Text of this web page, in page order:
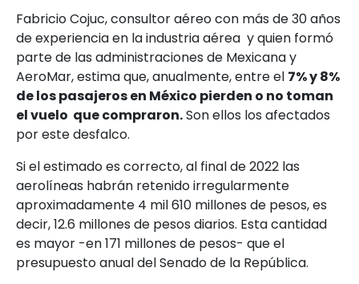
Fabricio Cojuc, consultor aéreo con más de 30 años
de experiencia en la industria aérea y quien formó
parte de las administraciones de Mexicana y
AeroMar, estima que, anualmente, entre el 7% y 8%
de los pasajeros en México pierden o no toman
el vuelo que compraron.Son ellos los afectados
por este desfalco.
Si el estimado es correcto, al final de 2022 las
aerolíneas habrán retenido irregularmente
aproximadamente 4 mil 610 millones de pesos, es
decir, 12.6 millones de pesos diarios. Esta cantidad
es mayor -en 171 millones de pesos- que el
presupuesto anual del Senado de la República.